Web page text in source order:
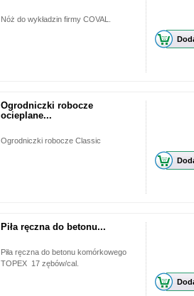
Nóż do wykładzin firmy COVAL.
Ogrodniczki robocze
ocieplane...
Ogrodniczki robocze Classic
Piła ręczna do betonu...
Piła ręczna do betonu komórkowego
TOPEX 17 zębów/cal.